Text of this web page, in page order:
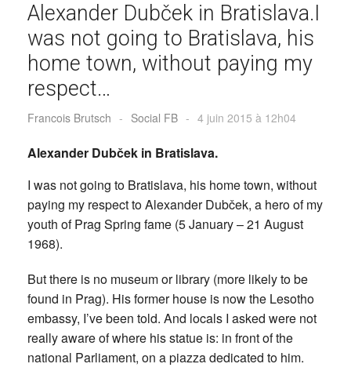
Alexander Dubček in Bratislava.I
was not going to Bratislava, his
home town, without paying my
respect…
Francois Brutsch - Social FB - 4 juin 2015 à 12h04
Alexander Dubček in Bratislava.
I was not going to Bratislava, his home town, without
paying my respect to Alexander Dubček, a hero of my
youth of Prag Spring fame (5 January – 21 August
1968).
But there is no museum or library (more likely to be
found in Prag). His former house is now the Lesotho
embassy, I’ve been told. And locals I asked were not
really aware of where his statue is: in front of the
national Parliament, on a piazza dedicated to him.